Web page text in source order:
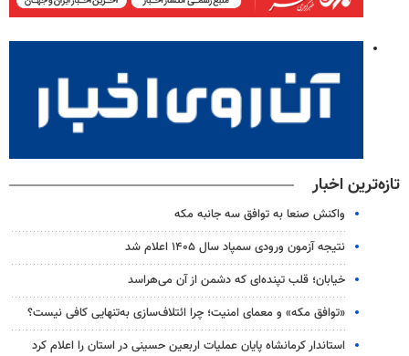
تازه‌ترین اخبار
واکنش صنعا به توافق سه جانبه مکه
نتیجه آزمون ورودی سمپاد سال ۱۴۰۵ اعلام شد
خیابان؛ قلب تپنده‌ای که دشمن از آن می‌هراسد
«توافق مکه» و معمای امنیت؛ چرا ائتلاف‌سازی به‌تنهایی کافی نیست؟
استاندار کرمانشاه پایان عملیات اربعین حسینی در استان را اعلام کرد